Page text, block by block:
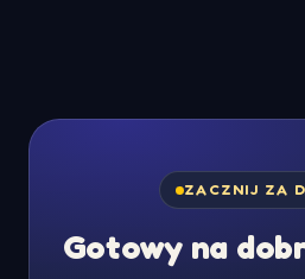
ZACZNIJ ZA
Gotowy na